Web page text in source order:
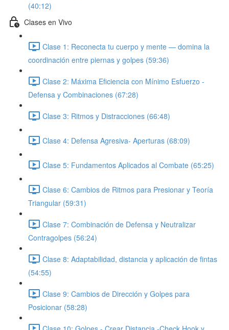
(40:12)
Clases en Vivo
Clase 1: Reconecta tu cuerpo y mente — domina la
coordinación entre piernas y golpes (59:36)
Clase 2: Máxima Eficiencia con Mínimo Esfuerzo -
Defensa y Combinaciones (67:28)
Clase 3: Ritmos y Distracciones (66:48)
Clase 4: Defensa Agresiva- Aperturas (68:09)
Clase 5: Fundamentos Aplicados al Combate (65:25)
Clase 6: Cambios de Ritmos para Presionar y Teoría
Triangular (59:31)
Clase 7: Combinación de Defensa y Neutralizar
Contragolpes (56:24)
Clase 8: Adaptabilidad, distancia y aplicación de fintas
(54:55)
Clase 9: Cambios de Dirección y Golpes para
Posicionar (58:28)